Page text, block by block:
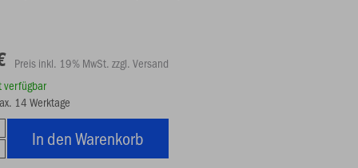
Preis inkl. 19% MwSt. zzgl. Versand
verfügbar
14 Werktage
In den Warenkorb